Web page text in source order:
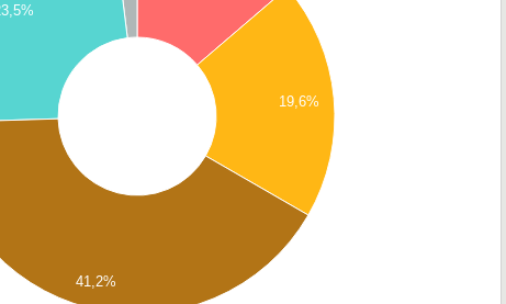
19,6%
41,2%